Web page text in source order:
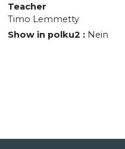
Teacher
Timo Lemmetty
Show in polku2 : Nein